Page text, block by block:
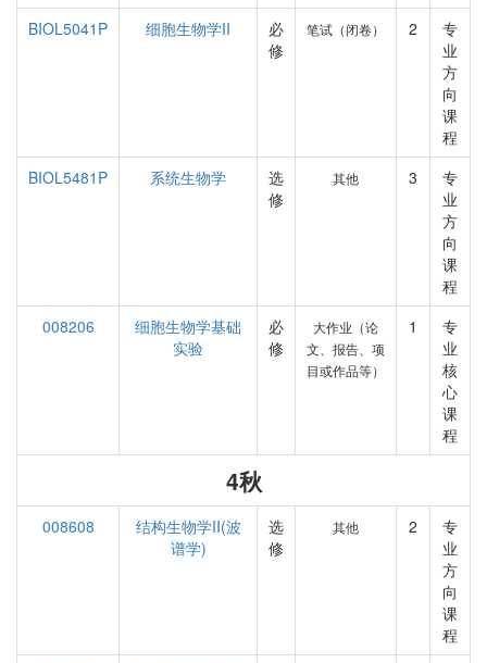
BIOL5041P
细胞生物学II
必
修
笔试（闭卷） 2
专
业
方
向
课
程
BIOL5481P
系统生物学
选
修
其他 3
专
业
方
向
课
程
008206
细胞生物学基础
实验
必
修
大作业（论
文、报告、项
目或作品等）
1
专
业
核
心
课
程
4秋
008608
结构生物学II(波
谱学)
选
修
其他 2
专
业
方
向
课
程